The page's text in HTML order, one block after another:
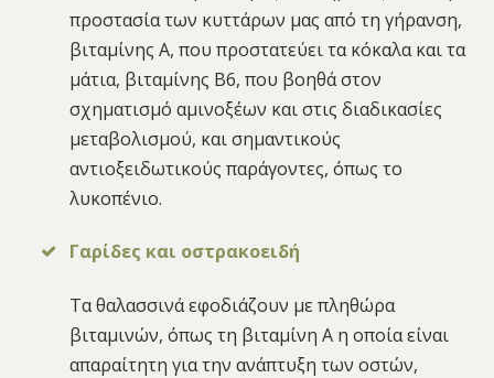
προστασία των κυττάρων μας από τη γήρανση,
βιταμίνης Α, που προστατεύει τα κόκαλα και τα
μάτια, βιταμίνης Β6, που βοηθά στον
σχηματισμό αμινοξέων και στις διαδικασίες
μεταβολισμού, και σημαντικούς
αντιοξειδωτικούς παράγοντες, όπως το
λυκοπένιο.
Γαρίδες και οστρακοειδή
Τα θαλασσινά εφοδιάζουν με πληθώρα
βιταμινών, όπως τη βιταμίνη Α η οποία είναι
απαραίτητη για την ανάπτυξη των οστών,